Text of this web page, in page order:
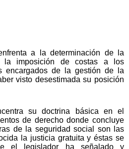
a la determinación de la
la imposición de costas a los
encargados de la gestión de la
visto desestimada su posición
su doctrina básica en el
de derecho donde concluye
de la seguridad social son las
la justicia gratuita y éstas se
el legislador ha señalado y